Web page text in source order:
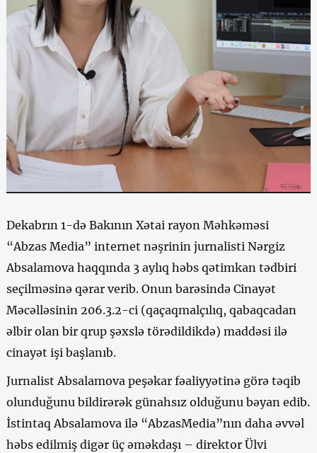
Dekabrın 1-də Bakının Xətai rayon Məhkəməsi
“Abzas Media” internet nəşrinin jurnalisti Nərgiz
Absalamova haqqında 3 aylıq həbs qətimkan tədbiri
seçilməsinə qərar verib. Onun barəsində Cinayət
Məcəlləsinin 206.3.2-ci (qaçaqmalçılıq, qabaqcadan
əlbir olan bir qrup şəxslə törədildikdə) maddəsi ilə
cinayət işi başlanıb.
Jurnalist Absalamova peşəkar fəaliyyətinə görə təqib
olunduğunu bildirərək günahsız olduğunu bəyan edib.
İstintaq Absalamova ilə “AbzasMedia”nın daha əvvəl
həbs edilmiş digər üç əməkdaşı – direktor Ülvi